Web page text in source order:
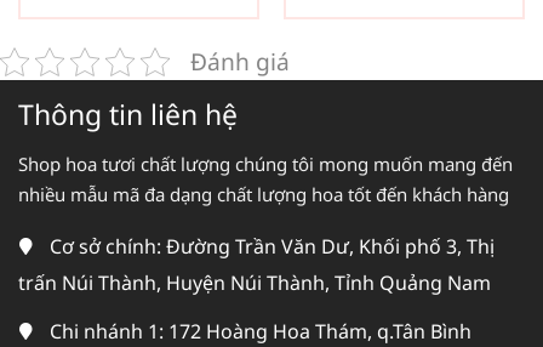
Đánh giá
Thông tin liên hệ
Shop hoa tươi chất lượng chúng tôi mong muốn mang đến
nhiều mẫu mã đa dạng chất lượng hoa tốt đến khách hàng
Cơ sở chính: Đường Trần Văn Dư, Khối phố 3, Thị
trấn Núi Thành, Huyện Núi Thành, Tỉnh Quảng Nam
Chi nhánh 1: 172 Hoàng Hoa Thám, q.Tân Bình